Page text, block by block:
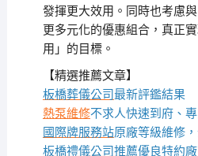
發揮更大效用。同時也考慮
更多元化的優惠組合，真正
用」的目標。
【精選推薦文章】
板橋葬儀公司最新評鑑結果
熱泵維修不求人快速到府、
國際牌服務站原廠等級維修
板橋禮儀公司推薦優良特約